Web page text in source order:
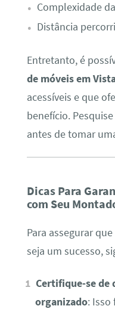
Complexidade
Distância
Entretanto, é
de móveis em
acessíveis e que
benefício.
antes de tomar
Dicas Para
com Seu
Para assegurar
seja um sucesso,
Certifique-se de
organizado: Isso